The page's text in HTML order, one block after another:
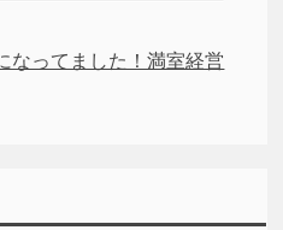
なってました！満室経営